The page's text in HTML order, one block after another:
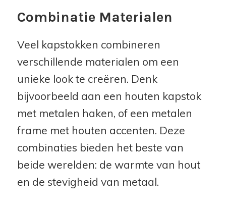
Combinatie Materialen
Veel kapstokken combineren
verschillende materialen om een
unieke look te creëren. Denk
bijvoorbeeld aan een houten kapstok
met metalen haken, of een metalen
frame met houten accenten. Deze
combinaties bieden het beste van
beide werelden: de warmte van hout
en de stevigheid van metaal.